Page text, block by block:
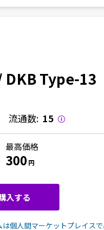
DKB Type-13
流通数: 15
最高価格
300 円
入する
個人間マーケットプレイスで